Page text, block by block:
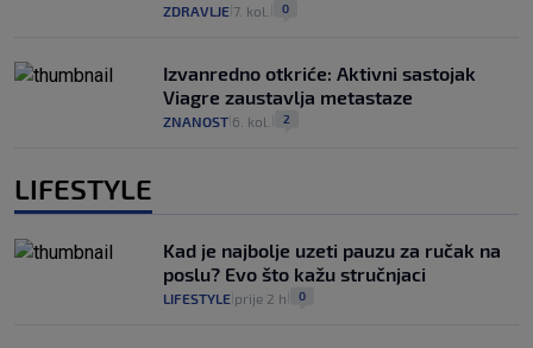
ZDRAVLJE 7. kol. 0
Izvanredno otkriće: Aktivni sastojak
Viagre zaustavlja metastaze
ZNANOST 6. kol. 2
LIFESTYLE
Kad je najbolje uzeti pauzu za ručak na
poslu? Evo što kažu stručnjaci
LIFESTYLE prije 2 h 0